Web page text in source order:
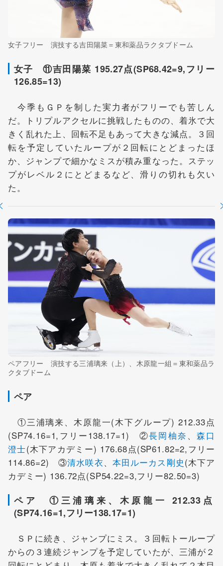
女子フリー 演技する吉田陽菜＝東和薬品ラクタブドーム
女子 ⑪吉田陽菜 195.27点(SP68.42=9,フリー
126.85=13)
今季もＧＰを制した実力者がフリーでも苦しん
だ。トリプルアクセルに挑戦したものの、着氷で大
きく乱れた上、回転不足もあって大きな減点。３回
転を予定していたループが２回転にとどまったほ
か、ジャンプで細かなミスが積み重なった。ステッ
プがレベル２にとどまるなど、滑りの切れも欠い
た。
ペアフリー 演技する三浦璃来（上）、木原龍一組＝東和薬品ラ
クタブドーム
ペア
①三浦璃来、木原龍一(木下グループ) 212.33点
(SP74.16=1,フリー138.17=1) ②長岡柚奈 、森口
澄士(木下アカデミー) 176.68点(SP61.82=2,フリー
114.86=2) ③清水咲衣、 本田ルーカス剛史(木下ア
カデミー) 136.72点(SP54.22=3,フリー82.50=3)
ペア ①三浦璃来、木原龍一 212.33点
(SP74.16=1,フリー138.17=1)
ＳＰに続き、ジャンプにミス。３回転トーループ
からの３連続ジャンプを予定していたが、三浦が２